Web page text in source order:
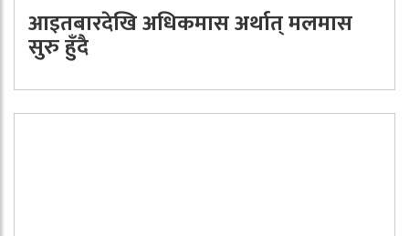
आइतबारदेखि अधिकमास अर्थात् मलमास
सुरु हुँदै